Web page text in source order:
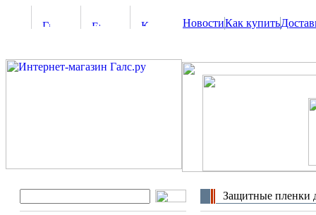
НовостиКак купить
Защитные пленки